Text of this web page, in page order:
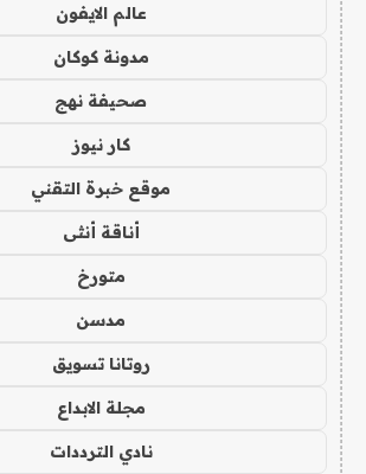
عالم الايفون
مدونة كوكان
صحيفة نهج
كار نيوز
موقع خبرة التقني
أناقة أنثى
متورخ
مدسن
روتانا تسويق
مجلة الابداع
نادي الترددات